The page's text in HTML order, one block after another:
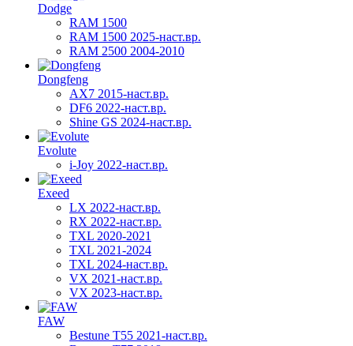
Dodge
RAM 1500
RAM 1500 2025-наст.вр.
RAM 2500 2004-2010
Dongfeng
AX7 2015-наст.вр.
DF6 2022-наст.вр.
Shine GS 2024-наст.вр.
Evolute
i-Joy 2022-наст.вр.
Exeed
LX 2022-наст.вр.
RX 2022-наст.вр.
TXL 2020-2021
TXL 2021-2024
TXL 2024-наст.вр.
VX 2021-наст.вр.
VX 2023-наст.вр.
FAW
Bestune T55 2021-наст.вр.